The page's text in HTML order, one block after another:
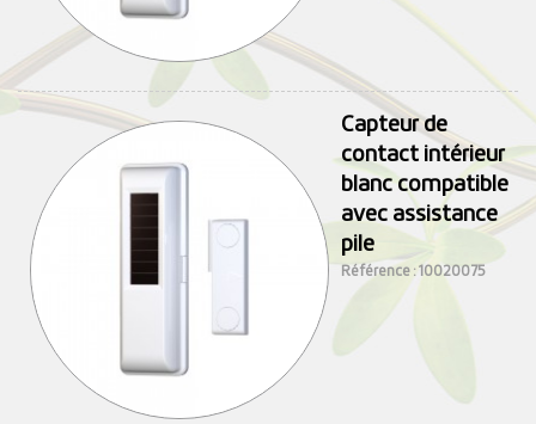
Capteur de
contact intérieur
blanc compatible
avec assistance
pile
Référence : 10020075